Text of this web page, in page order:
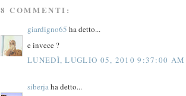
8 COMMENTI:
giardigno65 ha detto...
e invece ?
LUNEDÌ, LUGLIO 05, 2010 9:37:00 AM
siberjaha detto...